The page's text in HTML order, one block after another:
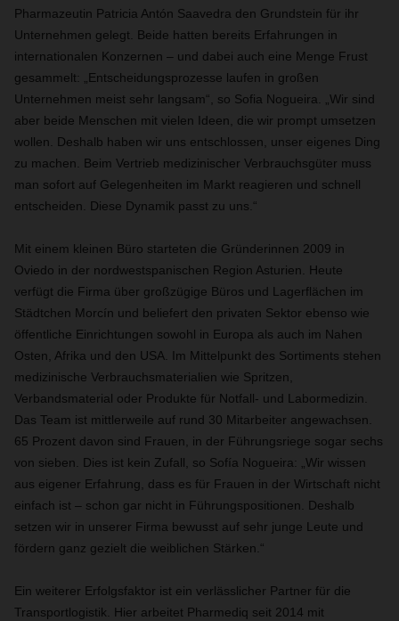
Pharmazeutin Patricia Antón Saavedra den Grundstein für ihr
Unternehmen gelegt. Beide hatten bereits Erfahrungen in
internationalen Konzernen – und dabei auch eine Menge Frust
gesammelt: „Entscheidungsprozesse laufen in großen
Unternehmen meist sehr langsam“, so Sofia Nogueira. „Wir sind
aber beide Menschen mit vielen Ideen, die wir prompt umsetzen
wollen. Deshalb haben wir uns entschlossen, unser eigenes Ding
zu machen. Beim Vertrieb medizinischer Verbrauchsgüter muss
man sofort auf Gelegenheiten im Markt reagieren und schnell
entscheiden. Diese Dynamik passt zu uns.“
Mit einem kleinen Büro starteten die Gründerinnen 2009 in
Oviedo in der nordwestspanischen Region Asturien. Heute
verfügt die Firma über großzügige Büros und Lagerflächen im
Städtchen Morcín und beliefert den privaten Sektor ebenso wie
öffentliche Einrichtungen sowohl in Europa als auch im Nahen
Osten, Afrika und den USA. Im Mittelpunkt des Sortiments stehen
medizinische Verbrauchsmaterialien wie Spritzen,
Verbandsmaterial oder Produkte für Notfall- und Labormedizin.
Das Team ist mittlerweile auf rund 30 Mitarbeiter angewachsen.
65 Prozent davon sind Frauen, in der Führungsriege sogar sechs
von sieben. Dies ist kein Zufall, so Sofía Nogueira: „Wir wissen
aus eigener Erfahrung, dass es für Frauen in der Wirtschaft nicht
einfach ist – schon gar nicht in Führungspositionen. Deshalb
setzen wir in unserer Firma bewusst auf sehr junge Leute und
fördern ganz gezielt die weiblichen Stärken.“
Ein weiterer Erfolgsfaktor ist ein verlässlicher Partner für die
Transportlogistik. Hier arbeitet Pharmediq seit 2014 mit